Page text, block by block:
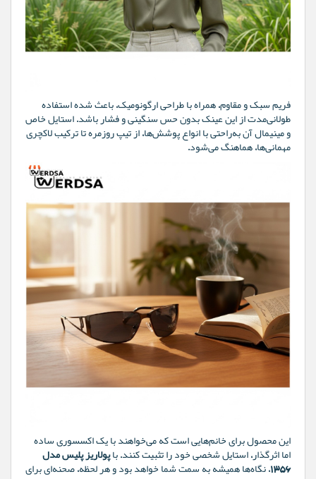
فریم سبک و مقاوم، همراه با طراحی ارگونومیک، باعث شده استفاده
طولانی‌مدت از این عینک بدون حس سنگینی و فشار باشد. استایل خاص
و مینیمال آن به‌راحتی با انواع پوشش‌ها، از تیپ روزمره تا ترکیب لاکچری
مهمانی‌ها، هماهنگ می‌شود.
این محصول برای خانم‌هایی است که می‌خواهند با یک اکسسوری ساده
اما اثرگذار، استایل شخصی خود را تثبیت کنند. باپولاریز پلیس مدل
1356، نگاه‌ها همیشه به سمت شما خواهد بود و هر لحظه، صحنه‌ای برای